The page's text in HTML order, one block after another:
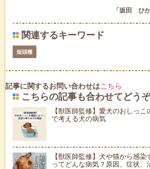
「坂田 ひ
関連するキーワード
短頭種
記事に関するお問い合わせはこちら
こちらの記事も合わせてどうぞ
【獣医師監修】愛犬のおしっこ
で考える犬の病気
【獣医師監修】犬や猫から感
ってどんな病気？原因、症状